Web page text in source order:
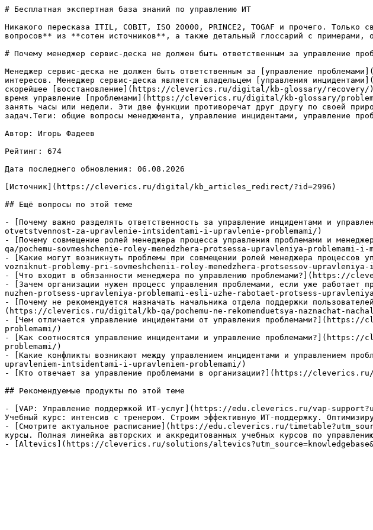
# Бесплатная экспертная база знаний по управлению ИТ
Никакого пересказа ITIL, COBIT, ISO 20000, PRINCE2, TOGAF и прочего.
вопросов** из **сотен источников**, а также детальный глоссарий с примерами,
# Почему менеджер сервис-деска не должен быть ответственным за управление
Менеджер сервис-деска не должен быть ответственным за [управление
интересов. Менеджер сервис-деска является владельцем [управления
скорейшее [восстановление](https://cleverics.ru/digital/kb-glossary/
время управление [проблемами](https://cleverics.ru/digital/kb-glossary/problem/)
занять часы или недели. Эти две функции противоречат друг другу по своей
задач.Теги: общие вопросы менеджмента, управление инцидентами, управление
Автор: Игорь Фадеев
Рейтинг: 674
Дата последнего обновления: 06.08.2026
[Источник](https://cleverics.ru/digital/kb_articles_redirect/?id=2996)
## Ещё вопросы по этой теме
- [Почему важно разделять ответственность за управление инцидентами и
otvetstvennost-za-upravlenie-intsidentami-i-upravlenie-problemami/)
- [Почему совмещение ролей менеджера процесса управления проблемами и
qa/pochemu-sovmeshchenie-roley-menedzhera-protsessa-upravleniya-problemami-i-
- [Какие могут возникнуть проблемы при совмещении ролей менеджера
vozniknut-problemy-pri-sovmeshchenii-roley-menedzhera-protsessov-
- [Что входит в обязанности менеджера по управлению
- [Зачем организации нужен процесс управления проблемами, если уже
nuzhen-protsess-upravleniya-problemami-esli-uzhe-rabotaet-protsess-
- [Почему не рекомендуется назначать начальника отдела поддержки
(https://cleverics.ru/digital/kb-qa/pochemu-ne-rekomenduetsya-naznachat-
- [Чем отличается управление инцидентами от управления
problemami/)
- [Как соотносятся управление инцидентами и управление
problemami/)
- [Какие конфликты возникают между управлением инцидентами и
upravleniem-intsidentami-i-upravleniem-problemami/)
- [Кто отвечает за управление проблемами в организации?](https://
## Рекомендуемые продукты по этой теме
- [VAP: Управление поддержкой ИТ-услуг](https://edu.cleverics.ru/vap-
Учебный курс: интенсив с тренером. Строим эффективную ИТ-поддержку.
- [Смотрите актуальное расписание](https://edu.cleverics.ru/
курсы. Полная линейка авторских и аккредитованных учебных курсов по
- [Altevics](https://cleverics.ru/solutions/